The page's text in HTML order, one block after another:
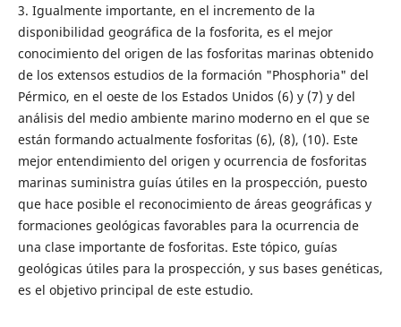
3. Igualmente importante, en el incremento de la
disponibilidad geográfica de la fosforita, es el mejor
conocimiento del origen de las fosforitas marinas obtenido
de los extensos estudios de la formación "Phosphoria" del
Pérmico, en el oeste de los Estados Unidos (6) y (7) y del
análisis del medio ambiente marino moderno en el que se
están formando actualmente fosforitas (6), (8), (10). Este
mejor entendimiento del origen y ocurrencia de fosforitas
marinas suministra guías útiles en la prospección, puesto
que hace posible el reconocimiento de áreas geográficas y
formaciones geológicas favorables para la ocurrencia de
una clase importante de fosforitas. Este tópico, guías
geológicas útiles para la prospección, y sus bases genéticas,
es el objetivo principal de este estudio.